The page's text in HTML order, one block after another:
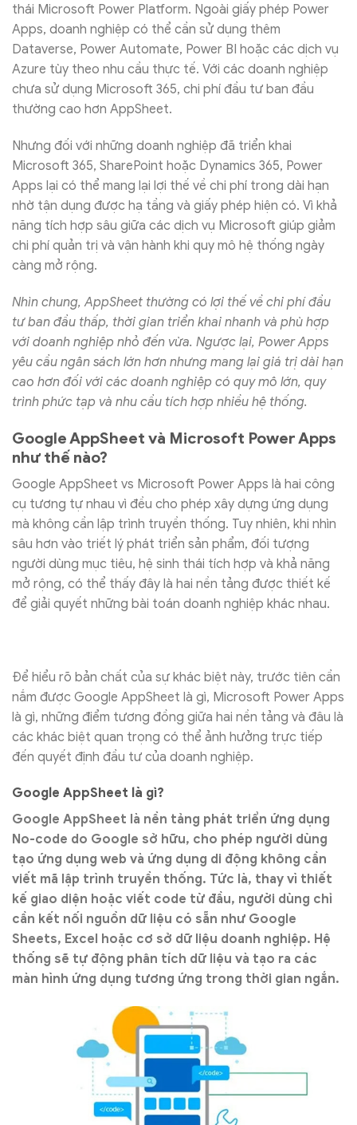
thái Microsoft Power Platform. Ngoài giấy phép Power
Apps, doanh nghiệp có thể cần sử dụng thêm
Dataverse, Power Automate, Power BI hoặc các dịch vụ
Azure tùy theo nhu cầu thực tế. Với các doanh nghiệp
chưa sử dụng Microsoft 365, chi phí đầu tư ban đầu
thường cao hơn AppSheet.
Nhưng đối với những doanh nghiệp đã triển khai
Microsoft 365, SharePoint hoặc Dynamics 365, Power
Apps lại có thể mang lại lợi thế về chi phí trong dài hạn
nhờ tận dụng được hạ tầng và giấy phép hiện có. Vì khả
năng tích hợp sâu giữa các dịch vụ Microsoft giúp giảm
chi phí quản trị và vận hành khi quy mô hệ thống ngày
càng mở rộng.
Nhìn chung, AppSheet thường có lợi thế về chi phí đầu
tư ban đầu thấp, thời gian triển khai nhanh và phù hợp
với doanh nghiệp nhỏ đến vừa. Ngược lại, Power Apps
yêu cầu ngân sách lớn hơn nhưng mang lại giá trị dài hạn
cao hơn đối với các doanh nghiệp có quy mô lớn, quy
trình phức tạp và nhu cầu tích hợp nhiều hệ thống.
Google AppSheet và Microsoft Power Apps
như thế nào?
Google AppSheet vs Microsoft Power Apps là hai công
cụ tương tự nhau vì đều cho phép xây dựng ứng dụng
mà không cần lập trình truyền thống. Tuy nhiên, khi nhìn
sâu hơn vào triết lý phát triển sản phẩm, đối tượng
người dùng mục tiêu, hệ sinh thái tích hợp và khả năng
mở rộng, có thể thấy đây là hai nền tảng được thiết kế
để giải quyết những bài toán doanh nghiệp khác nhau.
Để hiểu rõ bản chất của sự khác biệt này, trước tiên cần
nắm được Google AppSheet là gì, Microsoft Power Apps
là gì, những điểm tương đồng giữa hai nền tảng và đâu là
các khác biệt quan trọng có thể ảnh hưởng trực tiếp
đến quyết định đầu tư của doanh nghiệp.
Google AppSheet là gì?
Google AppSheet là nền tảng phát triển ứng dụng
No-code do Google sở hữu, cho phép người dùng
tạo ứng dụng web và ứng dụng di động không cần
viết mã lập trình truyền thống. Tức là, thay vì thiết
kế giao diện hoặc viết code từ đầu, người dùng chỉ
cần kết nối nguồn dữ liệu có sẵn như Google
Sheets, Excel hoặc cơ sở dữ liệu doanh nghiệp. Hệ
thống sẽ tự động phân tích dữ liệu và tạo ra các
màn hình ứng dụng tương ứng trong thời gian ngắn.